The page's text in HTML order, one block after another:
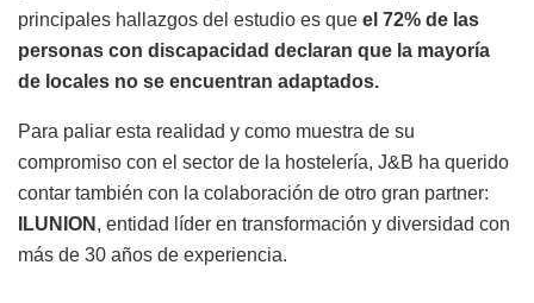
principales hallazgos del estudio es que el 72% de las
personas con discapacidad declaran que la mayoría
de locales no se encuentran adaptados.
Para paliar esta realidad y como muestra de su
compromiso con el sector de la hostelería, J&B ha querido
contar también con la colaboración de otro gran partner:
ILUNION , entidad líder en transformación y diversidad con
más de 30 años de experiencia.